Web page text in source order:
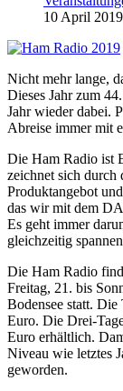
10 April 2019
Nicht mehr lange,
Dieses Jahr zum
Jahr wieder dabei.
Abreise immer mit
Die Ham Radio ist
zeichnet sich
Produktangebot
das wir mit dem
Es geht immer
gleichzeitig
Die Ham Radio
Freitag, 21. bis
Bodensee statt.
Euro. Die Drei-
Euro erhältlich.
Niveau wie letztes
geworden.